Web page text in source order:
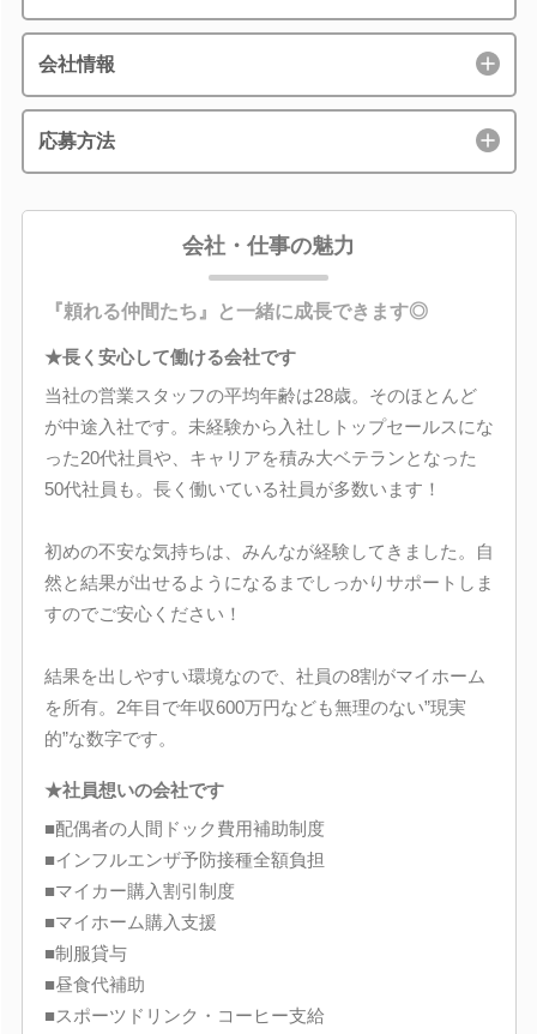
会社情報
応募方法
会社・仕事の魅力
『頼れる仲間たち』と一緒に成長できます◎
★長く安心して働ける会社です
当社の営業スタッフの平均年齢は28歳。そのほとんど
が中途入社です。未経験から入社しトップセールスにな
った20代社員や、キャリアを積み大ベテランとなった
50代社員も。長く働いている社員が多数います！
初めの不安な気持ちは、みんなが経験してきました。自
然と結果が出せるようになるまでしっかりサポートしま
すのでご安心ください！
結果を出しやすい環境なので、社員の8割がマイホーム
を所有。2年目で年収600万円なども無理のない”現実
的”な数字です。
★社員想いの会社です
■配偶者の人間ドック費用補助制度
■インフルエンザ予防接種全額負担
■マイカー購入割引制度
■マイホーム購入支援
■制服貸与
■昼食代補助
■スポーツドリンク・コーヒー支給